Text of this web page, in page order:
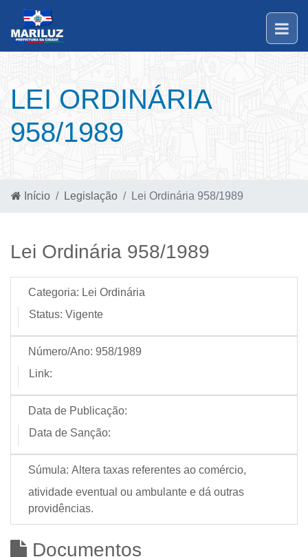
LEI ORDINÁRIA
958/1989
Início Legislação Lei Ordinária 958/1989
Lei Ordinária 958/1989
Categoria: Lei Ordinária
Status: Vigente
Número/Ano: 958/1989
Link:
Data de Publicação:
Data de Sanção:
Súmula: Altera taxas referentes ao comércio,
atividade eventual ou ambulante e dá outras
providências.
Documentos